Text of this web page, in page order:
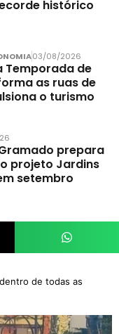
histórico
03/08/2026
Temporada de
as ruas de
o turismo
prepara
projeto Jardins
setembro
de todas as